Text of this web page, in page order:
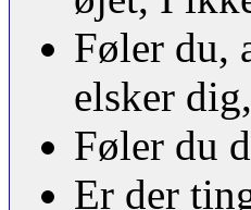
Føler du,
elsker
Føler du
Er der